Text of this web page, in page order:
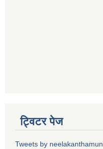
ट्विटर पेज
Tweets by neelakanthamun